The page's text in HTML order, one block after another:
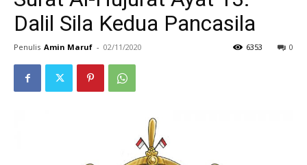
Dalil Sila Kedua Pancasila
Penulis Amin Maruf - 02/11/2020 0
6353